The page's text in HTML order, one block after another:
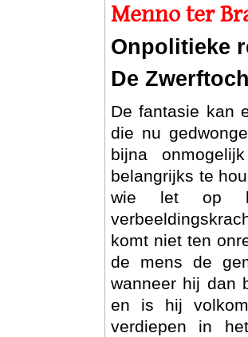
Menno ter
Onpolitieke
De
De fantasie kan
die nu
bijna
belangrijks te
wie let op
komt niet ten
de mens de
wanneer hij dan
en is hij
verdiepen in